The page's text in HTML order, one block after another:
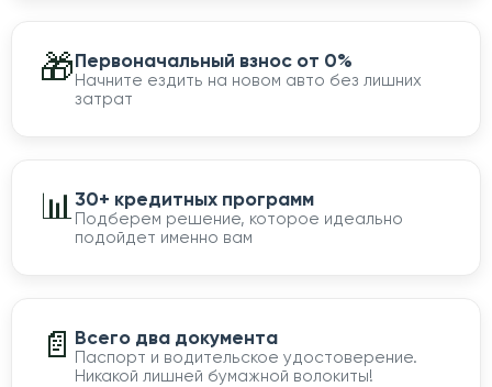
🎁Первоначальный взнос от 0%
Начните ездить на новом авто без лишних
затрат
📊30+ кредитных программ
Подберем решение, которое идеально
подойдет именно вам
📄 Всего два документа
Паспорт и водительское удостоверение.
Никакой лишней бумажной волокиты!